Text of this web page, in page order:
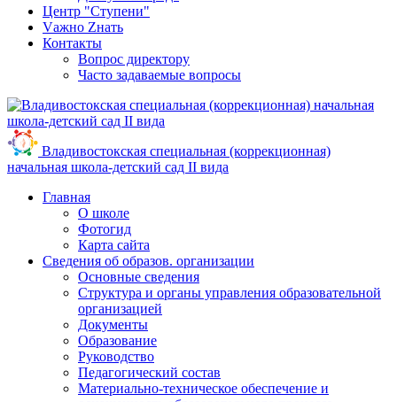
Центр "Ступени"
Vажно Zнать
Контакты
Вопрос директору
Часто задаваемые вопросы
Владивостокская специальная (коррекционная)
начальная школа-детский сад II вида
Главная
О школе
Фотогид
Карта сайта
Сведения об образов. организации
Основные сведения
Структура и органы управления образовательной
организацией
Документы
Образование
Руководство
Педагогический состав
Материально-техническое обеспечение и